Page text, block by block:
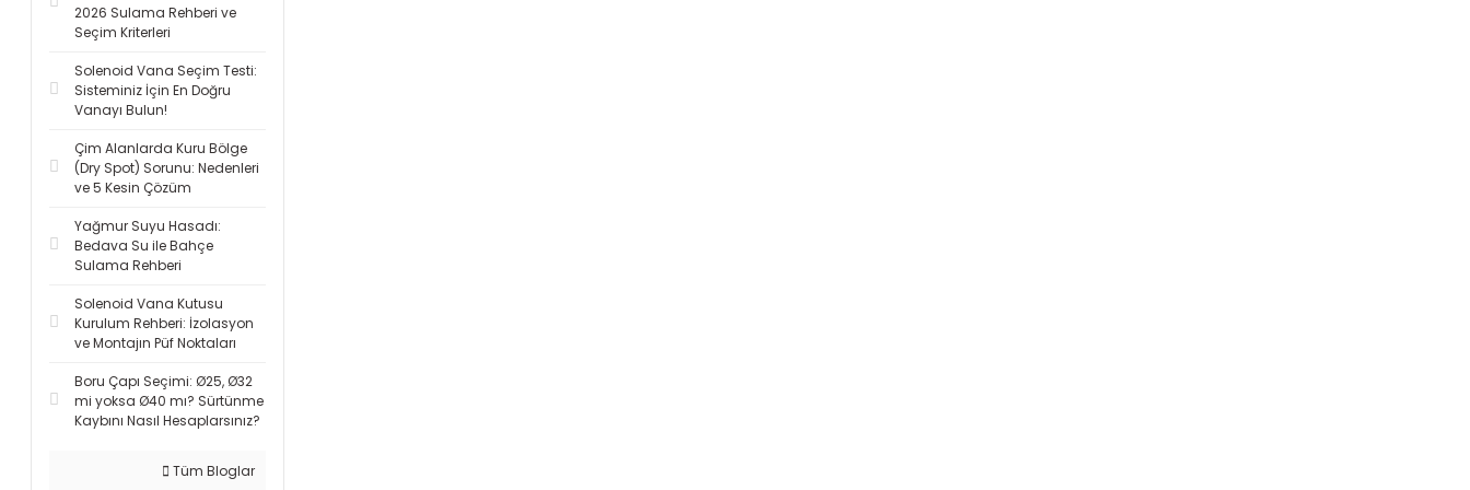
2026 Sulama Rehberi ve
Seçim Kriterleri
Solenoid Vana Seçim Testi:
Sisteminiz İçin En Doğru
Vanayı Bulun!
Çim Alanlarda Kuru Bölge
(Dry Spot) Sorunu: Nedenleri
ve 5 Kesin Çözüm
Yağmur Suyu Hasadı:
Bedava Su ile Bahçe
Sulama Rehberi
Solenoid Vana Kutusu
Kurulum Rehberi: İzolasyon
ve Montajın Püf Noktaları
Boru Çapı Seçimi: Ø25, Ø32
mi yoksa Ø40 mı? Sürtünme
Kaybını Nasıl Hesaplarsınız?
Tüm Bloglar